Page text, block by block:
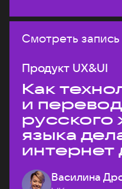
Смотреть запись
Продукт UX&UI
Как
и
русского
языка
интернет
Василина